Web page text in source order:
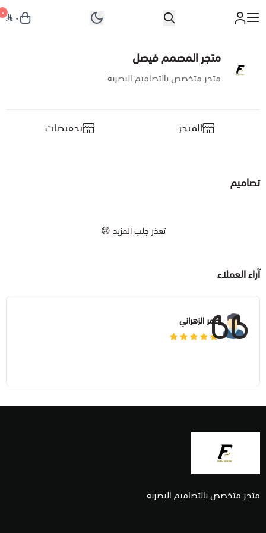
٠ ٠
متجر المصمم فيصل
متجر متخصص بالتصاميم البصرية
المتجر تخفيضات
تصاميم
تعذر جلب المزيد 😢
آراء العملاء
عمر الزهراني
متجر متخصص بالتصاميم البصرية
متجر المصمم فيصل
كتاب الكتروني
خدمات فنية